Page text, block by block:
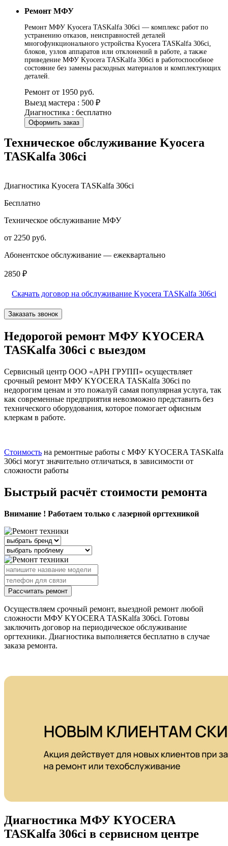
Ремонт МФУ
Ремонт МФУ Kyocera TASKalfa 306ci — комплекс работ по
устранению отказов, неисправностей деталей
многофункционального устройства Kyocera TASKalfa 306ci,
блоков, узлов аппаратов или отклонений в работе, а также
приведение МФУ Kyocera TASKalfa 306ci в работоспособное
состояние без замены расходных материалов и комплектующих
деталей.
Ремонт от 1950 руб.
Выезд мастера : 500 ₽
Диагностика : бесплатно
Оформить заказ
Техническое обслуживание Kyocera
TASKalfa 306ci
Диагностика Kyocera TASKalfa 306ci
Бесплатно
Техническое обслуживание МФУ
от 2250 руб.
Абонентское обслуживание — ежеквартально
2850 ₽
Скачать договор на обслуживание Kyocera TASKalfa 306ci
Заказать звонок
Недорогой ремонт МФУ KYOCERA
TASKalfa 306ci с выездом
Сервисный центр ООО «АРН ГРУПП» осуществляет
срочный ремонт МФУ KYOCERA TASKalfa 306ci по
недорогим ценам и это пожалуй самая популярная услуга, так
как современные предприятия невозможно представить без
технического оборудования, которое помогает офисным
клеркам в работе.
Стоимость на ремонтные работы с МФУ KYOCERA TASKalfa
306ci могут значительно отличаться, в зависимости от
сложности работы
Быстрый расчёт стоимости ремонта
Внимание ! Работаем только с лазерной оргтехникой
Рассчитать ремонт
Осуществляем срочный ремонт, выездной ремонт любой
сложности МФУ KYOCERA TASKalfa 306ci. Готовы
заключить договор на периодическое обслуживание
оргтехники. Диагностика выполняется бесплатно в случае
заказа ремонта.
Диагностика МФУ KYOCERA
TASKalfa 306ci в сервисном центре